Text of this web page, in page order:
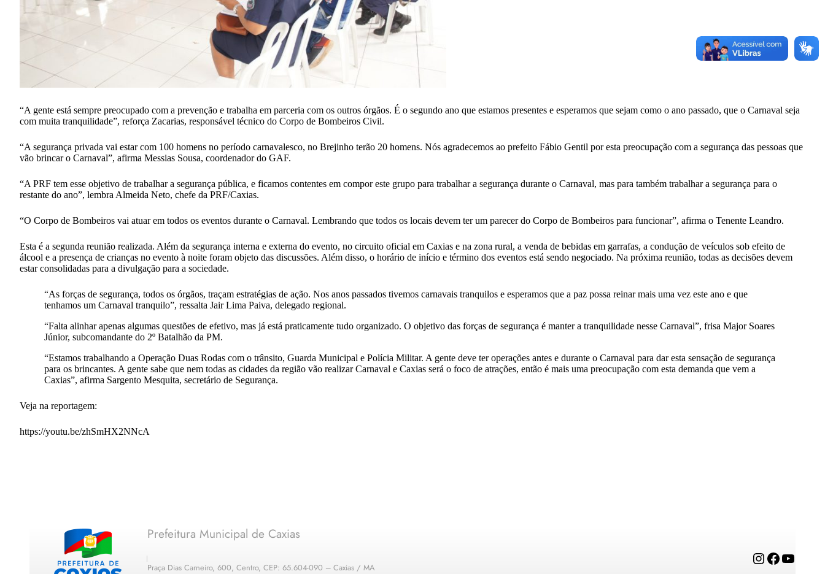
“A gente está sempre preocupado com a prevenção e trabalha em parceria com os outros órgãos. É o segundo ano que estamos presentes e esperamos que sejam como o ano passado, que o Carnaval seja
com muita tranquilidade”, reforça Zacarias, responsável técnico do Corpo de Bombeiros Civil.
“A segurança privada vai estar com 100 homens no período carnavalesco, no Brejinho terão 20 homens. Nós agradecemos ao prefeito Fábio Gentil por esta preocupação com a segurança das pessoas que
vão brincar o Carnaval”, afirma Messias Sousa, coordenador do GAF.
“A PRF tem esse objetivo de trabalhar a segurança pública, e ficamos contentes em compor este grupo para trabalhar a segurança durante o Carnaval, mas para também trabalhar a segurança para o
restante do ano”, lembra Almeida Neto, chefe da PRF/Caxias.
“O Corpo de Bombeiros vai atuar em todos os eventos durante o Carnaval. Lembrando que todos os locais devem ter um parecer do Corpo de Bombeiros para funcionar”, afirma o Tenente Leandro.
Esta é a segunda reunião realizada. Além da segurança interna e externa do evento, no circuito oficial em Caxias e na zona rural, a venda de bebidas em garrafas, a condução de veículos sob efeito de
álcool e a presença de crianças no evento à noite foram objeto das discussões. Além disso, o horário de início e término dos eventos está sendo negociado. Na próxima reunião, todas as decisões devem
estar consolidadas para a divulgação para a sociedade.
“As forças de segurança, todos os órgãos, traçam estratégias de ação. Nos anos passados tivemos carnavais tranquilos e esperamos que a paz possa reinar mais uma vez este ano e que
tenhamos um Carnaval tranquilo”, ressalta Jair Lima Paiva, delegado regional.
“Falta alinhar apenas algumas questões de efetivo, mas já está praticamente tudo organizado. O objetivo das forças de segurança é manter a tranquilidade nesse Carnaval”, frisa Major Soares
Júnior, subcomandante do 2º Batalhão da PM.
“Estamos trabalhando a Operação Duas Rodas com o trânsito, Guarda Municipal e Polícia Militar. A gente deve ter operações antes e durante o Carnaval para dar esta sensação de segurança
para os brincantes. A gente sabe que nem todas as cidades da região vão realizar Carnaval e Caxias será o foco de atrações, então é mais uma preocupação com esta demanda que vem a
Caxias”, afirma Sargento Mesquita, secretário de Segurança.
Veja na reportagem:
https://youtu.be/zhSmHX2NNcA
Prefeitura Municipal de Caxias
Praça Dias Carneiro, 600, Centro, CEP: 65.604-090 – Caxias / MA
Instagram Facebook YouTube